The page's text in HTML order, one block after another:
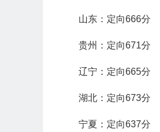
山东：定向666分
贵州：定向671分
辽宁：定向665分
湖北：定向673分
宁夏：定向637分